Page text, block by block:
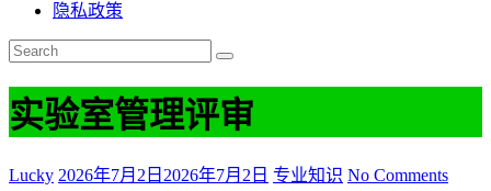
隐私政策
实验室管理评审
Lucky 2026年7月2日 2026年7月2日 专业知识 No Comments